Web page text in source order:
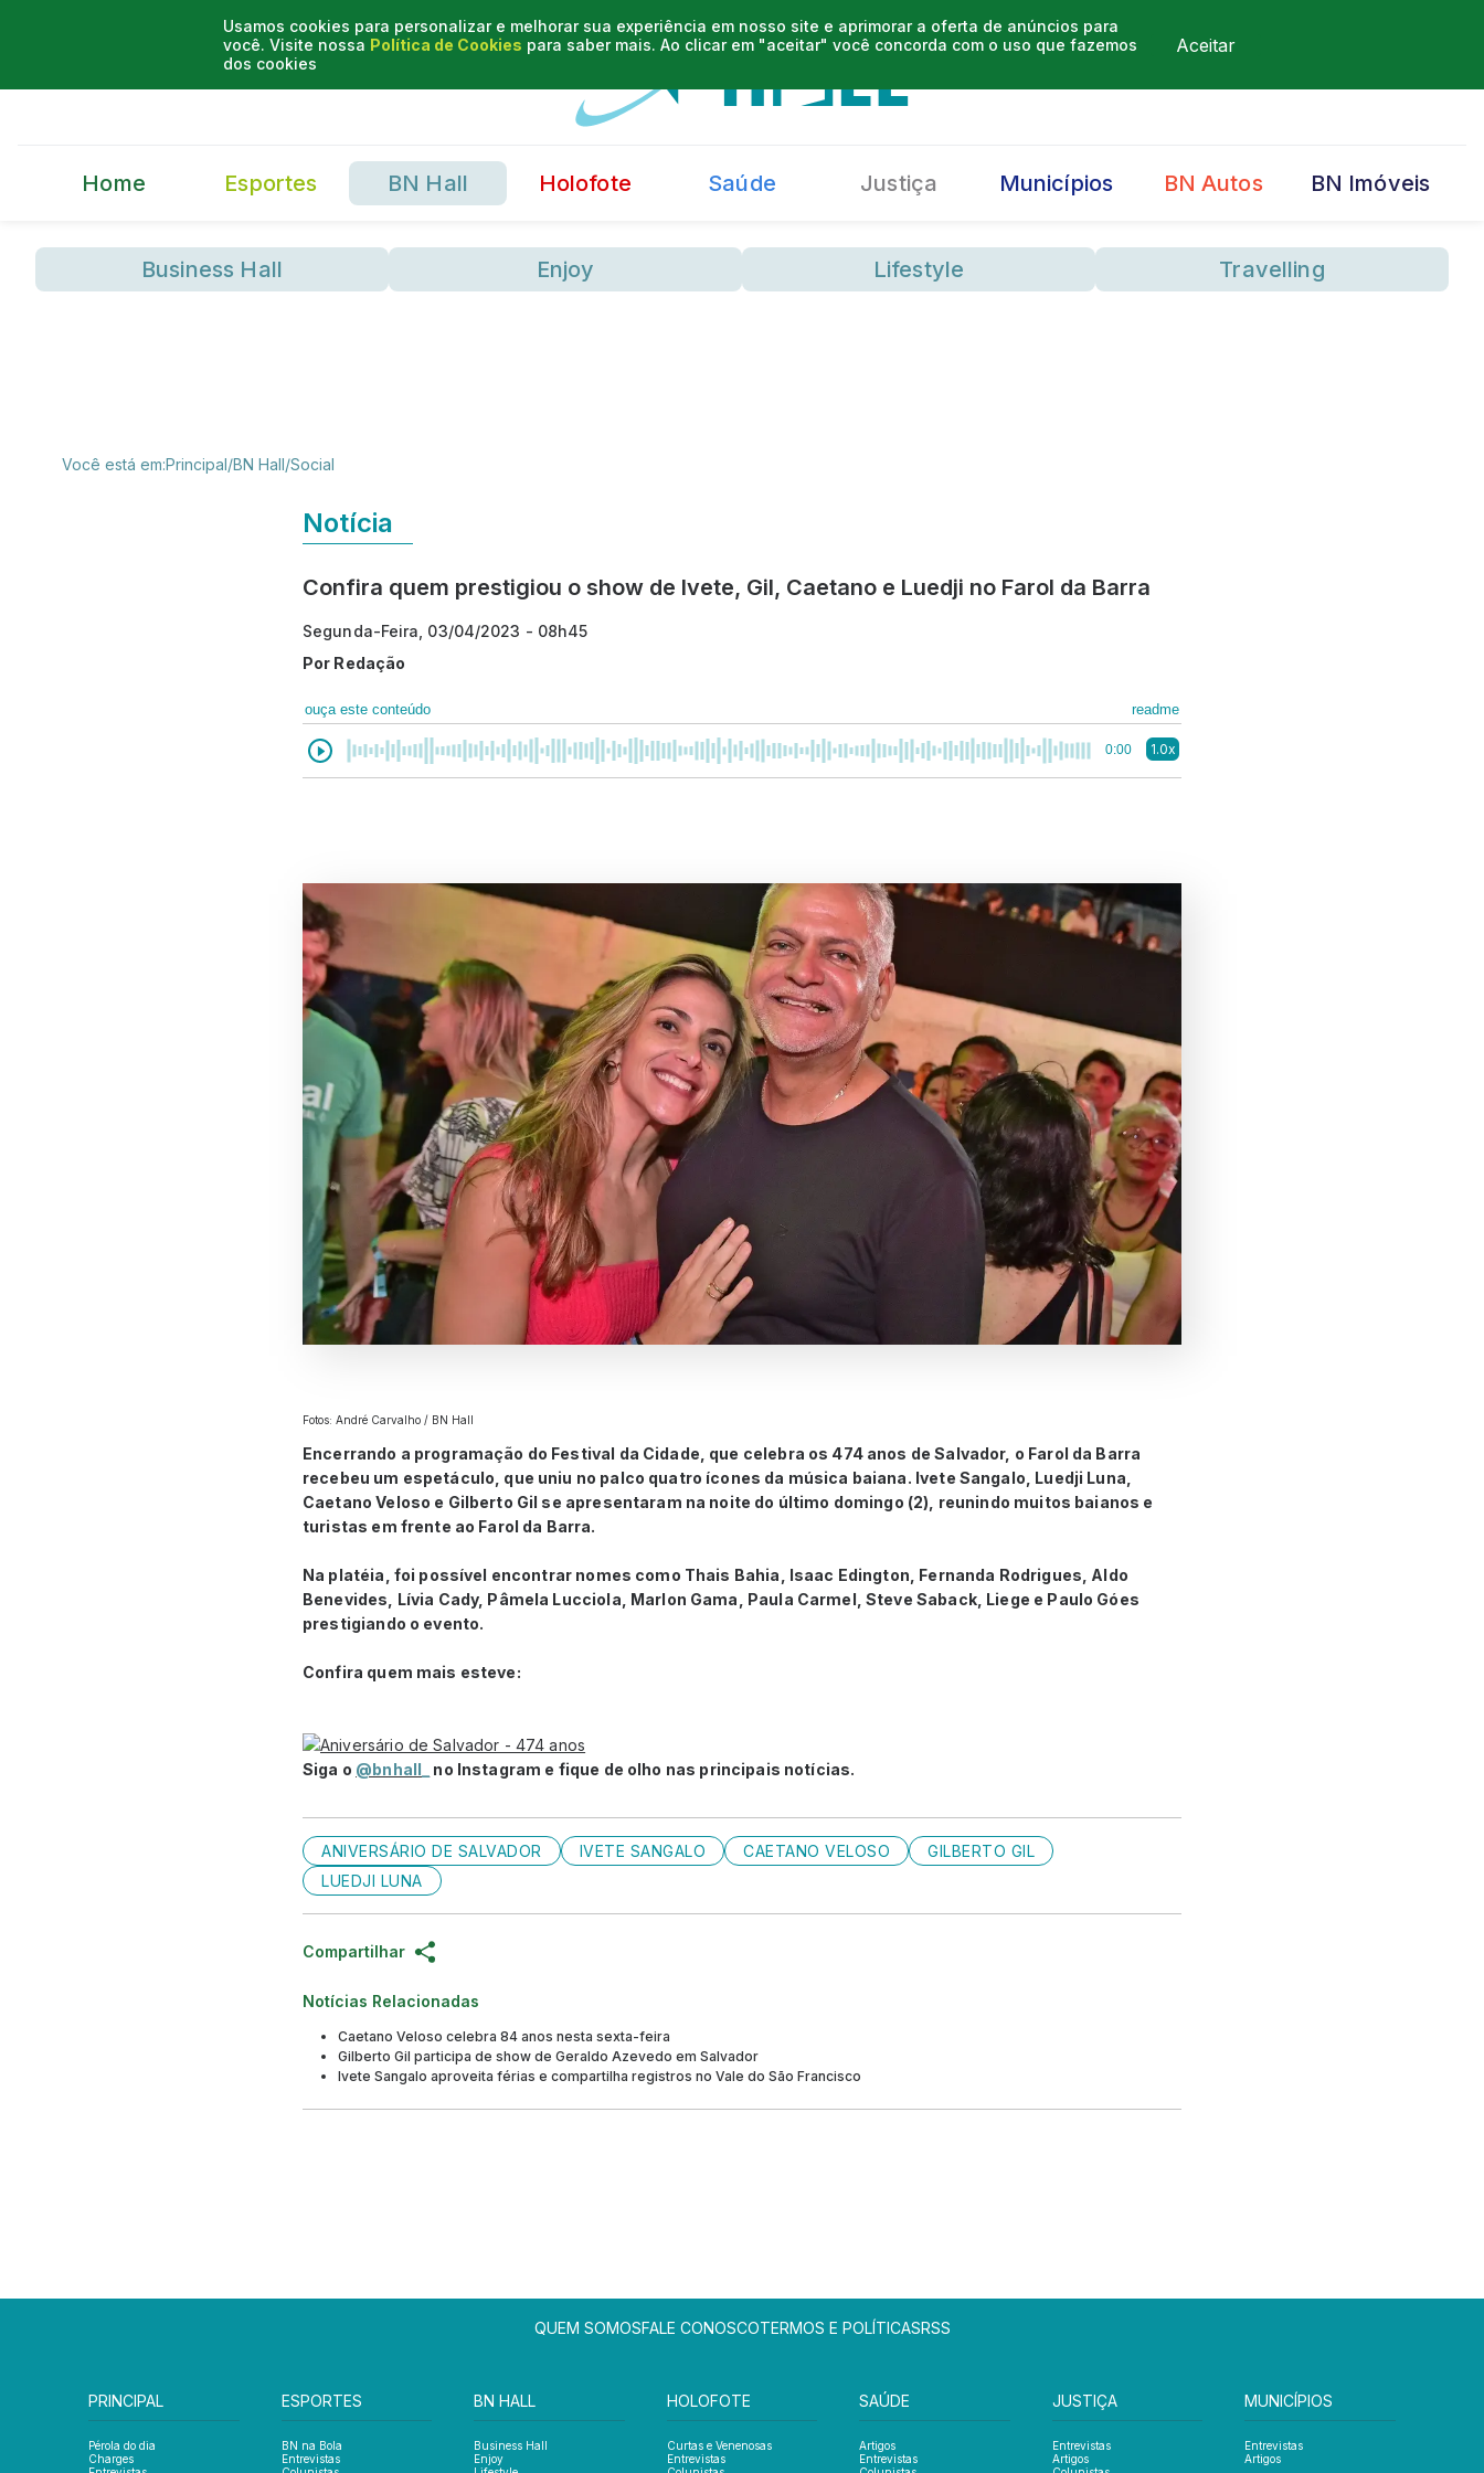
Usamos cookies para personalizar e melhorar sua experiência em nosso site e aprimorar a oferta de anúncios para
você. Visite nossa Política de Cookies para saber mais. Ao clicar em "aceitar" você concorda com o uso que fazemos
dos cookies
Aceitar
Home Esportes BN Hall Holofote Saúde Justiça Municípios BN Autos BN Imóveis
Business Hall Enjoy Lifestyle Travelling
Você está em:Principal/BN Hall/Social
Notícia
Confira quem prestigiou o show de Ivete, Gil, Caetano e Luedji no Farol da Barra
Segunda-Feira, 03/04/2023 - 08h45
Por Redação
ouça este conteúdo readme
0:00 1.0x
Fotos: André Carvalho / BN Hall
Encerrando a programação do Festival da Cidade, que celebra os 474 anos de Salvador, o Farol da Barra
recebeu um espetáculo, que uniu no palco quatro ícones da música baiana. Ivete Sangalo, Luedji Luna,
Caetano Veloso e Gilberto Gil se apresentaram na noite do último domingo (2), reunindo muitos baianos e
turistas em frente ao Farol da Barra.
Na platéia, foi possível encontrar nomes como Thais Bahia, Isaac Edington, Fernanda Rodrigues, Aldo
Benevides, Lívia Cady, Pâmela Lucciola, Marlon Gama, Paula Carmel, Steve Saback, Liege e Paulo Góes
prestigiando o evento.
Confira quem mais esteve:
Siga o @bnhall_ no Instagram e fique de olho nas principais notícias.
ANIVERSÁRIO DE SALVADOR IVETE SANGALO CAETANO VELOSO
GILBERTO GIL
LUEDJI LUNA
Compartilhar
Notícias Relacionadas
Caetano Veloso celebra 84 anos nesta sexta-feira
Gilberto Gil participa de show de Geraldo Azevedo em Salvador
Ivete Sangalo aproveita férias e compartilha registros no Vale do São Francisco
QUEM SOMOSFALE CONOSCOTERMOS E POLÍTICASRSS
PRINCIPAL
Pérola do dia
Charges
ESPORTES
BN na Bola
Entrevistas
BN HALL
Business Hall
Enjoy
HOLOFOTE
Curtas e Venenosas
Entrevistas
SAÚDE
Artigos
Entrevistas
JUSTIÇA
Entrevistas
Artigos
MUNICÍPIOS
Entrevistas
Artigos